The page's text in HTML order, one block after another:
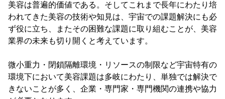
美容は普遍的価値である。そしてこれまで長年にわたり培
われてきた美容の技術や知見は、宇宙での課題解決にも必
ず役に立ち、またその困難な課題に取り組むことが、美容
業界の未来も切り開くと考えています。
微小重力・閉鎖隔離環境・リソースの制限など宇宙特有の
環境下において美容課題は多岐にわたり、単独では解決で
きないことが多く、企業・専門家・専門機関の連携や協力